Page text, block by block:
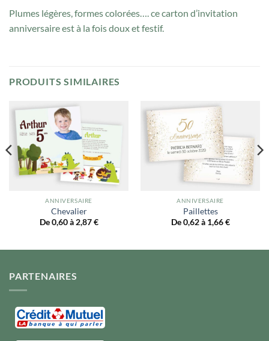
Plumes légères, formes colorées…. ce carton d’invitation
anniversaire est à la fois doux et festif.
PRODUITS SIMILAIRES
ANNIVERSAIRE
Chevalier
De 0,60 à 2,87€
ANNIVERSAIRE
Paillettes
De 0,62 à 1,66€
PARTENAIRES